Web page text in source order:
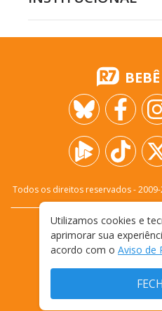
Todos os direitos reservados - 2009-
FALE
TERMOS E
Utilizamos cookies e
aprimorar sua
acordo com o Aviso de